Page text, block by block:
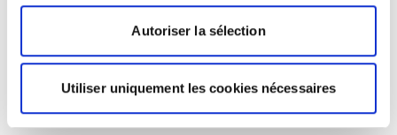
Autoriser la sélection
Utiliser uniquement les cookies nécessaires